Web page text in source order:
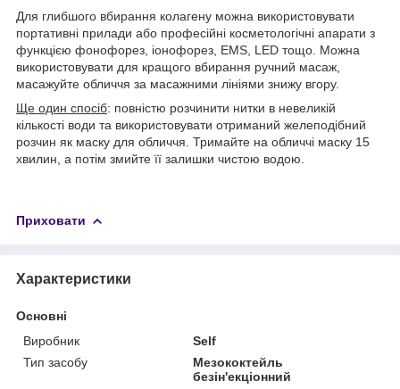
Для глибшого вбирання колагену можна використовувати
портативні прилади або професійні косметологічні апарати з
функцією фонофорез, іонофорез, EMS, LED тощо. Можна
використовувати для кращого вбирання ручний масаж,
масажуйте обличчя за масажними лініями знижу вгору.
Ще один спосіб: повністю розчинити нитки в невеликій
кількості води та використовувати отриманий желеподібний
розчин як маску для обличчя. Тримайте на обличчі маску 15
хвилин, а потім змийте її залишки чистою водою.
Приховати
Характеристики
Основні
Виробник
Self
Тип засобу
Мезококтейль
безін'екціонний